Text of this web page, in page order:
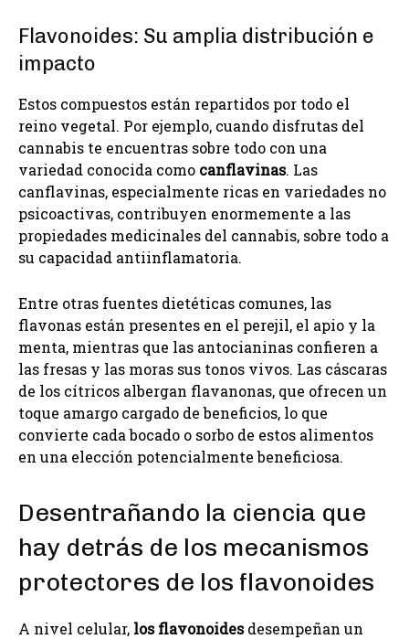
Flavonoides: Su amplia distribución e
impacto
Estos compuestos están repartidos por todo el
reino vegetal. Por ejemplo, cuando disfrutas del
cannabis te encuentras sobre todo con una
variedad conocida como canflavinas. Las
canflavinas, especialmente ricas en variedades no
psicoactivas, contribuyen enormemente a las
propiedades medicinales del cannabis, sobre todo a
su capacidad antiinflamatoria.
Entre otras fuentes dietéticas comunes, las
flavonas están presentes en el perejil, el apio y la
menta, mientras que las antocianinas confieren a
las fresas y las moras sus tonos vivos. Las cáscaras
de los cítricos albergan flavanonas, que ofrecen un
toque amargo cargado de beneficios, lo que
convierte cada bocado o sorbo de estos alimentos
en una elección potencialmente beneficiosa.
Desentrañando la ciencia que
hay detrás de los mecanismos
protectores de los flavonoides
A nivel celular, los flavonoidesdesempeñan un